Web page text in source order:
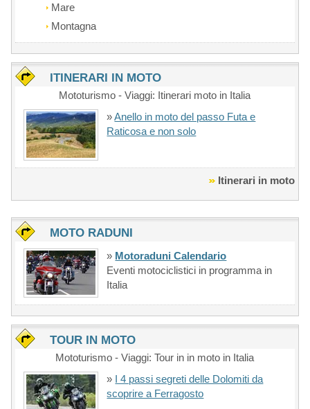
Mare
Montagna
ITINERARI IN MOTO
Mototurismo - Viaggi: Itinerari moto in Italia
»Anello in moto del passo Futa e
Raticosa e non solo
Itinerari in moto
MOTO RADUNI
» Motoraduni Calendario
Eventi motociclistici in programma in
Italia
TOUR IN MOTO
Mototurismo - Viaggi: Tour in in moto in Italia
» I 4 passi segreti delle Dolomiti da
scoprire a Ferragosto